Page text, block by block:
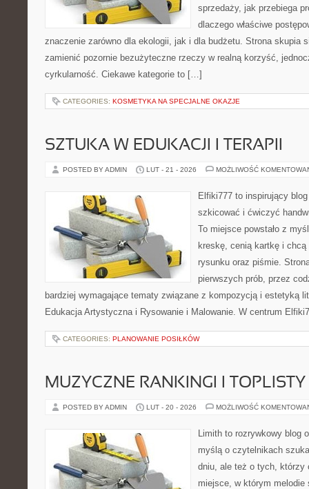
sprzedaży, jak przebiega
dlaczego właściwe
znaczenie zarówno dla ekologii, jak i dla budżetu. Strona skupia
zamienić pozornie bezużyteczne rzeczy w realną korzyść,
cyrkularność. Ciekawe kategorie to […]
CATEGORIES: KOSMETYKA NA SPECJALNE OKAZJE
SZTUKA W EDUKACJI I TERAPII
POSTED BY ADMIN LUT - 21 - 2026 MOŻLIWOŚĆ
Elfiki777 to inspirujący
szkicować i ćwiczyć
To miejsce powstało z
kreskę, cenią kartkę i chcą
rysunku oraz piśmie.
pierwszych prób, przez
bardziej wymagające tematy związane z kompozycją i estetyką
Edukacja Artystyczna i Rysowanie i Malowanie. W centrum
CATEGORIES: PLANOWANIE POSIŁKÓW
MUZYCZNE RANKINGI I TOPLISTY
POSTED BY ADMIN LUT - 20 - 2026 MOŻLIWOŚĆ
Limith to rozrywkowy blog
myślą o czytelnikach
dniu, ale też o tych, którzy
miejsce, w którym melodie